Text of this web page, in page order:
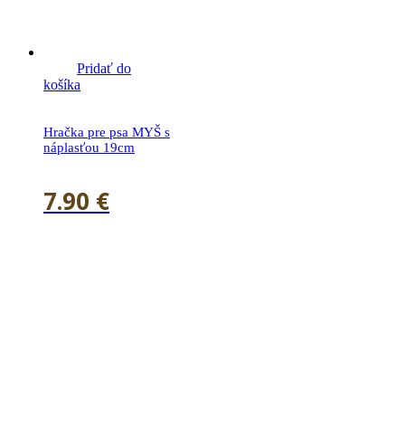
Pridať do
košíka
Hračka pre psa MYŠ s
náplasťou 19cm
7.90 €